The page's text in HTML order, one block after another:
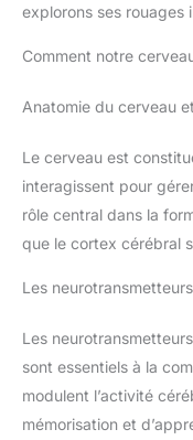
explorons ses rouages
Comment notre
Anatomie du cerveau
Le cerveau est
interagissent pour
rôle central dans la
que le cortex cérébral
Les
Les
sont essentiels à la
modulent l’activité
mémorisation et